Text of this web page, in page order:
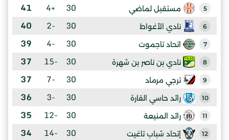
5 مستقبل لماضي 30
+4
41
6 نادي الأغواط 30
-2
40
7 اتحاد تاجموت 30
-4
39
8 نادي بن ناصر بن شهرة 30
-15
37
9 ترجي مرماد 30
-7
37
10 رائد حاسي القارة 30
-3
36
11 رائد المنيعة 30
-12
35
12 إتحاد شباب تاغيت 30
-14
34